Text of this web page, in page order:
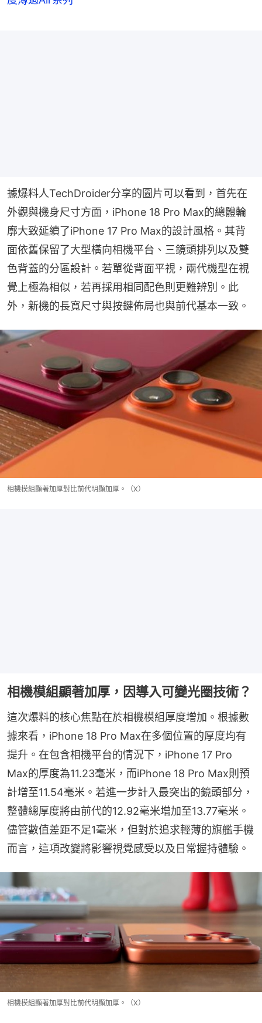
據爆料人TechDroider分享的圖片可以看到，首先在
外觀與機身尺寸方面，iPhone 18 Pro Max的總體輪
廓大致延續了iPhone 17 Pro Max的設計風格。其背
面依舊保留了大型橫向相機平台、三鏡頭排列以及雙
色背蓋的分區設計。若單從背面平視，兩代機型在視
覺上極為相似，若再採用相同配色則更難辨別。此
外，新機的長寬尺寸與按鍵佈局也與前代基本一致。
相機模組顯著加厚對比前代明顯加厚。（X）
相機模組顯著加厚，因導入可變光圈技術？
這次爆料的核心焦點在於相機模組厚度增加。根據數
據來看，iPhone 18 Pro Max在多個位置的厚度均有
提升。在包含相機平台的情況下，iPhone 17 Pro
Max的厚度為11.23毫米，而iPhone 18 Pro Max則預
計增至11.54毫米。若進一步計入最突出的鏡頭部分，
整體總厚度將由前代的12.92毫米增加至13.77毫米。
儘管數值差距不足1毫米，但對於追求輕薄的旗艦手機
而言，這項改變將影響視覺感受以及日常握持體驗。
相機模組顯著加厚對比前代明顯加厚。（X）